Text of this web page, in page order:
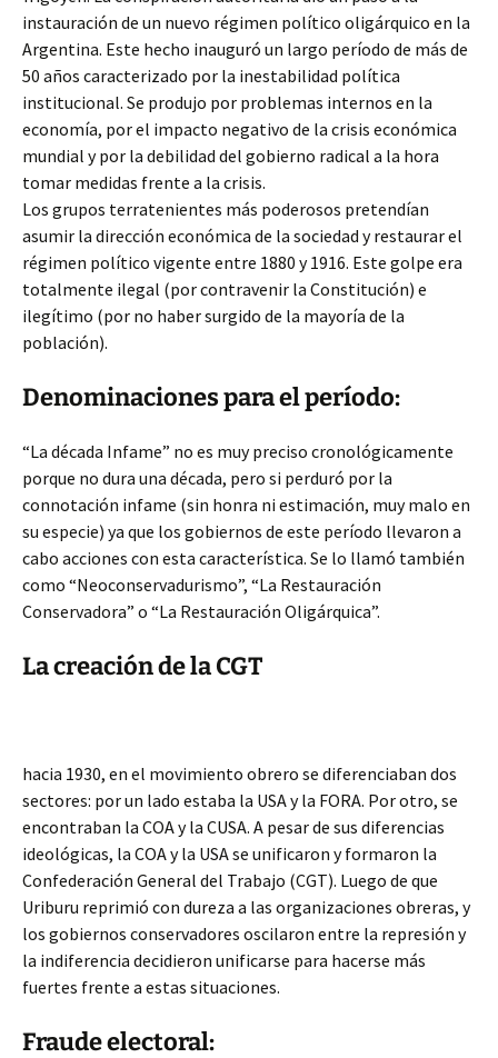
instauración de un nuevo régimen político oligárquico en la
Argentina. Este hecho inauguró un largo período de más de
50 años caracterizado por la inestabilidad política
institucional. Se produjo por problemas internos en la
economía, por el impacto negativo de la crisis económica
mundial y por la debilidad del gobierno radical a la hora
tomar medidas frente a la crisis.
Los grupos terratenientes más poderosos pretendían
asumir la dirección económica de la sociedad y restaurar el
régimen político vigente entre 1880 y 1916. Este golpe era
totalmente ilegal (por contravenir la Constitución) e
ilegítimo (por no haber surgido de la mayoría de la
población).
Denominaciones para el período:
“La década Infame” no es muy preciso cronológicamente
porque no dura una década, pero si perduró por la
connotación infame (sin honra ni estimación, muy malo en
su especie) ya que los gobiernos de este período llevaron a
cabo acciones con esta característica. Se lo llamó también
como “Neoconservadurismo”, “La Restauración
Conservadora” o “La Restauración Oligárquica”.
La creación de la CGT
hacia 1930, en el movimiento obrero se diferenciaban dos
sectores: por un lado estaba la USA y la FORA. Por otro, se
encontraban la COA y la CUSA. A pesar de sus diferencias
ideológicas, la COA y la USA se unificaron y formaron la
Confederación General del Trabajo (CGT). Luego de que
Uriburu reprimió con dureza a las organizaciones obreras, y
los gobiernos conservadores oscilaron entre la represión y
la indiferencia decidieron unificarse para hacerse más
fuertes frente a estas situaciones.
Fraude electoral: